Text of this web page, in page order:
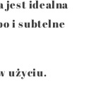
jest idealna
i subtelne
użyciu.